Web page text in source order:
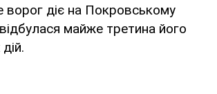
ворог діє на Покровському
майже третина його